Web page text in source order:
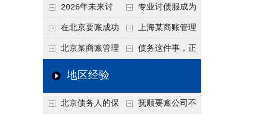
局及未来趋势分析
状、合规痛点与未来
发展趋势深度解析
法方法总结
2026年未来讨
债要账公司发展趋势
专业讨债服成为
2026年的发展趋势
在北京要账成功
率高吗？未来追账公
司发展趋势引发行业
上海某商账管理
机构聚焦合规服务
北京某商账管理
服务机构持续提升合
力企业化解应收账款
债务这件事，正
地区经验
北京债务人的保 抚顺要账公司不